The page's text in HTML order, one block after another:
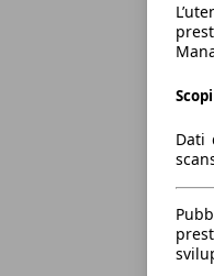
Scopi
Dati